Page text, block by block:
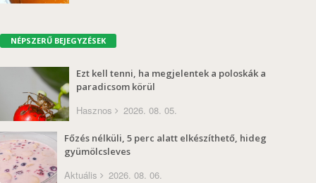
NÉPSZERŰ BEJEGYZÉSEK
Ezt kell tenni, ha megjelentek a poloskák a
paradicsom körül
Hasznos 2026. 08. 05.
Főzés nélküli, 5 perc alatt elkészíthető, hideg
gyümölcsleves
Aktuális 2026. 08. 06.